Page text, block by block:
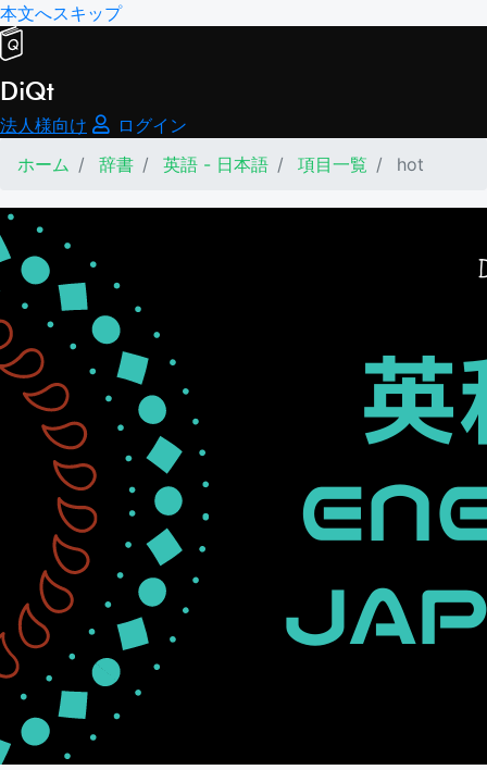
本文へスキップ
DiQt
法人様向け
ログイン
ホーム
辞書 英語 - 日本語 項目一覧 hot